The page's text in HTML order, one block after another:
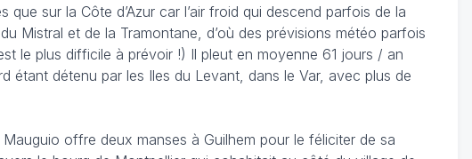
sur la Côte d’Azur car l’air froid qui descend parfois de la
Mistral et de la Tramontane, d’où des prévisions météo parfois
le plus difficile à prévoir !) Il pleut en moyenne 61 jours / an
détenu par les Iles du Levant, dans le Var, avec plus de
offre deux manses à Guilhem pour le féliciter de sa